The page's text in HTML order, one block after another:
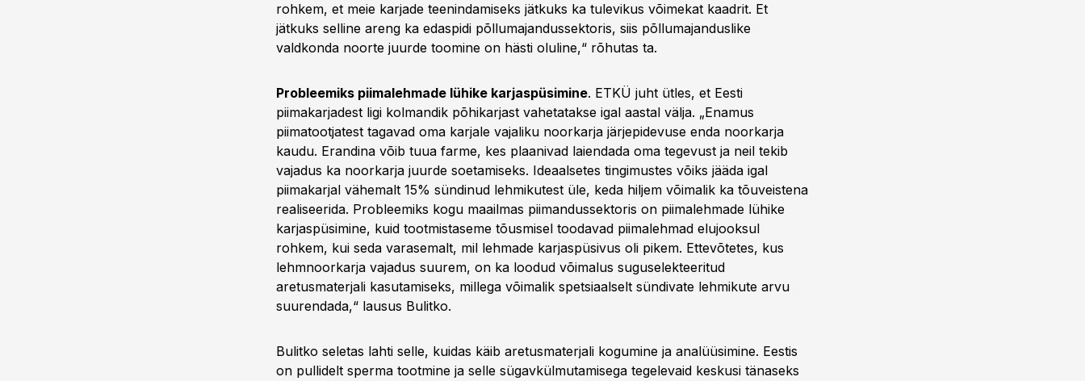
rohkem, et meie karjade teenindamiseks jätkuks ka tulevikus võimekat kaadrit. Et
jätkuks selline areng ka edaspidi põllumajandussektoris, siis põllumajanduslike
valdkonda noorte juurde toomine on hästi oluline,“ rõhutas ta.
Probleemiks piimalehmade lühike karjaspüsimine. ETKÜ juht ütles, et Eesti
piimakarjadest ligi kolmandik põhikarjast vahetatakse igal aastal välja. „Enamus
piimatootjatest tagavad oma karjale vajaliku noorkarja järjepidevuse enda noorkarja
kaudu. Erandina võib tuua farme, kes plaanivad laiendada oma tegevust ja neil tekib
vajadus ka noorkarja juurde soetamiseks. Ideaalsetes tingimustes võiks jääda igal
piimakarjal vähemalt 15% sündinud lehmikutest üle, keda hiljem võimalik ka tõuveistena
realiseerida. Probleemiks kogu maailmas piimandussektoris on piimalehmade lühike
karjaspüsimine, kuid tootmistaseme tõusmisel toodavad piimalehmad elujooksul
rohkem, kui seda varasemalt, mil lehmade karjaspüsivus oli pikem. Ettevõtetes, kus
lehmnoorkarja vajadus suurem, on ka loodud võimalus suguselekteeritud
aretusmaterjali kasutamiseks, millega võimalik spetsiaalselt sündivate lehmikute arvu
suurendada,“ lausus Bulitko.
Bulitko seletas lahti selle, kuidas käib aretusmaterjali kogumine ja analüüsimine. Eestis
on pullidelt sperma tootmine ja selle sügavkülmutamisega tegelevaid keskusi tänaseks